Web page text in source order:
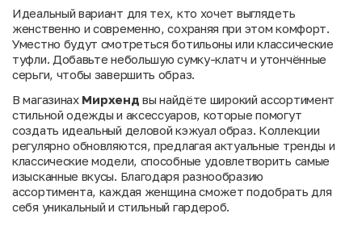
Идеальный вариант для тех, кто хочет выглядеть
женственно и современно, сохраняя при этом комфорт.
Уместно будут смотреться ботильоны или классические
туфли. Добавьте небольшую сумку-клатч и утончённые
серьги, чтобы завершить образ.
В магазинах Мирхенд вы найдёте широкий ассортимент
стильной одежды и аксессуаров, которые помогут
создать идеальный деловой кэжуал образ. Коллекции
регулярно обновляются, предлагая актуальные тренды и
классические модели, способные удовлетворить самые
изысканные вкусы. Благодаря разнообразию
ассортимента, каждая женщина сможет подобрать для
себя уникальный и стильный гардероб.